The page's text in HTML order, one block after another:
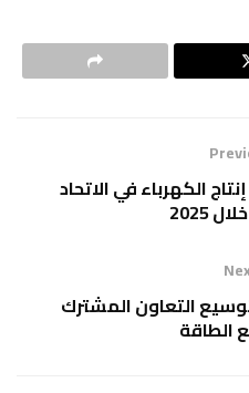
الكهرباء في الاتحاد
2025
التعاون المشترك
الطاقة